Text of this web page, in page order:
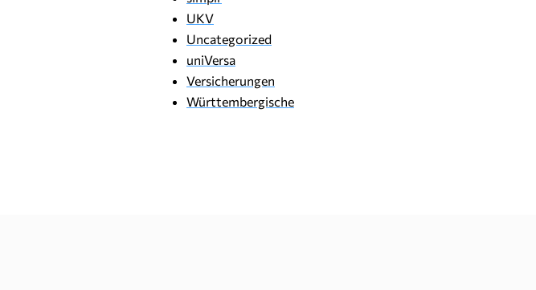
UKV
Uncategorized
uniVersa
Versicherungen
Württembergische